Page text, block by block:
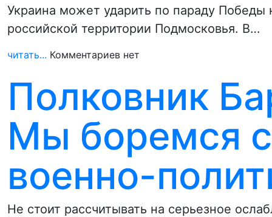
Украина может ударить по параду
российской территории Подмосковья. В…
читать... Комментариев нет
Полковник
Мы боремся
военно-
Не стоит рассчитывать на серьезное